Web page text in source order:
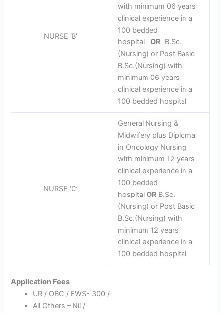
NURSE ‘B’
with minimum 06 years
clinical experience in a
100 bedded
hospitalOR B.Sc.
(Nursing) or Post Basic
B.Sc.(Nursing) with
minimum 06 years
clinical experience in a
100 bedded hospital
NURSE ‘C’
General Nursing &
Midwifery plus Diploma
in Oncology Nursing
with minimum 12 years
clinical experience in a
100 bedded
hospitalOR B.Sc.
(Nursing) or Post Basic
B.Sc.(Nursing) with
minimum 12 years
clinical experience in a
100 bedded hospital
Application Fees
UR / OBC / EWS- 300 /-
All Others – Nil /-